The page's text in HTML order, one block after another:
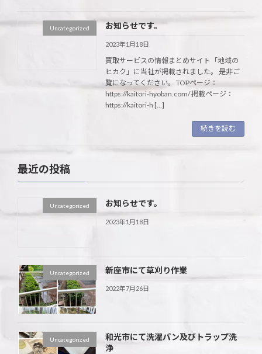
Uncategorized お知らせです。
2023年1月18日
買取サービスの情報まとめサイト「地域の
ヒカク」に当社が掲載されました。 是非ご
覧になってください。 TOPページ：
https://kaitori-hyoban.com/ 掲載ページ：
https://kaitori-h […]
続きを読む
最近の投稿
Uncategorized お知らせです。
2023年1月18日
Uncategorized 新座市にて草刈り作業
2022年7月26日
Uncategorized
和光市にて洗濯パン及びトラップ洗
浄